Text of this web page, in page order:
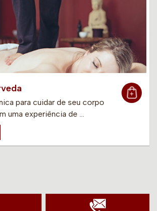
para cuidar de seu corpo
uma experiência de …